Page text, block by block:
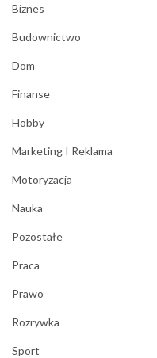
Biznes
Budownictwo
Dom
Finanse
Hobby
Marketing I Reklama
Motoryzacja
Nauka
Pozostałe
Praca
Prawo
Rozrywka
Sport